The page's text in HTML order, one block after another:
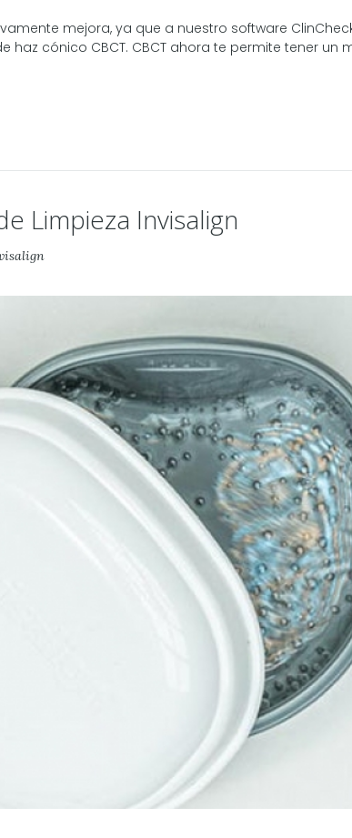
mejora, ya que a nuestro software
cónico CBCT. CBCT ahora te permite tener un
Limpieza Invisalign